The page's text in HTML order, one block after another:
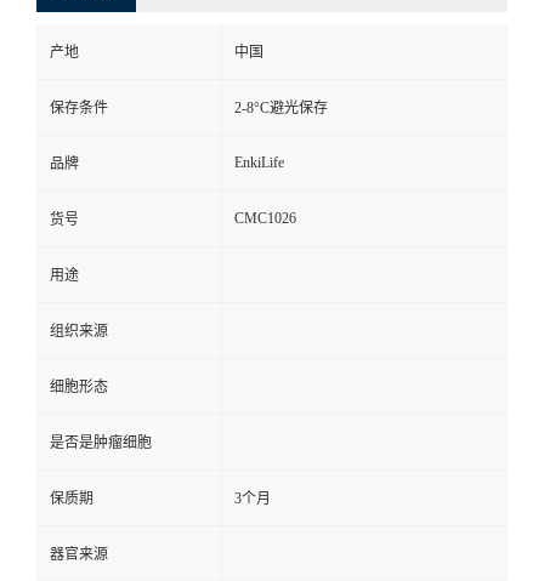
产地 中国
保存条件 2-8°C避光保存
品牌 EnkiLife
货号 CMC1026
用途
组织来源
细胞形态
是否是肿瘤细胞
保质期 3个月
器官来源